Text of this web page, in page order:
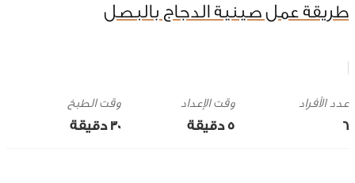
طريقة عمل صينية الدجاج بالبصل
6
وقت الإعداد
5 ‎دقيقة
وقت الطبخ
30 ‎دقيقة